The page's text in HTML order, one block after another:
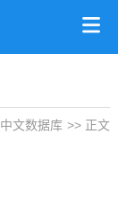
中文数据库 >> 正文